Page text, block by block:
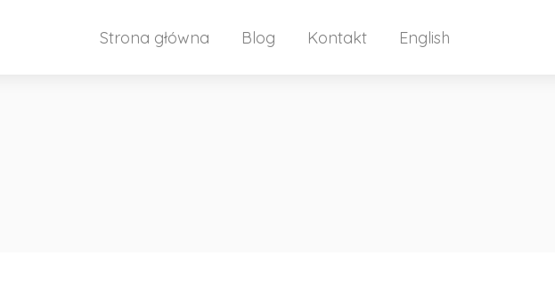
Strona główna Blog Kontakt English